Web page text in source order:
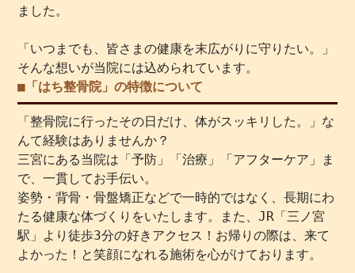
ました。
「いつまでも、皆さまの健康を末広がりに守りたい。」
そんな想いが当院には込められています。
■「はち整骨院」の特徴について
「整骨院に行ったその日だけ、体がスッキリした。」な
んて経験はありませんか？
三宮にある当院は「予防」「治療」「アフターケア」ま
で、一貫してお手伝い。
姿勢・背骨・骨盤矯正などで一時的ではなく、長期にわ
たる健康な体づくりをいたします。また、JR「三ノ宮
駅」より徒歩3分の好きアクセス！お帰りの際は、来て
よかった！と笑顔になれる施術を心がけております。